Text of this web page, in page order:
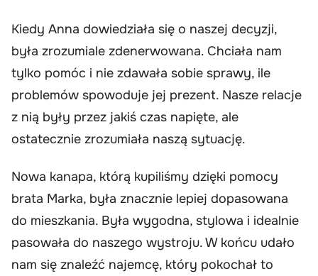
Kiedy Anna dowiedziała się o naszej decyzji,
była zrozumiale zdenerwowana. Chciała nam
tylko pomóc i nie zdawała sobie sprawy, ile
problemów spowoduje jej prezent. Nasze relacje
z nią były przez jakiś czas napięte, ale
ostatecznie zrozumiała naszą sytuację.
Nowa kanapa, którą kupiliśmy dzięki pomocy
brata Marka, była znacznie lepiej dopasowana
do mieszkania. Była wygodna, stylowa i idealnie
pasowała do naszego wystroju. W końcu udało
nam się znaleźć najemcę, który pokochał to